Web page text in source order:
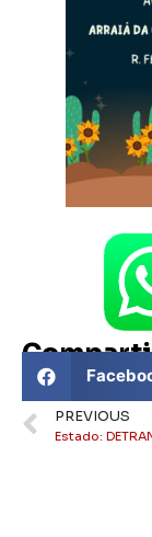
PREVIOUS